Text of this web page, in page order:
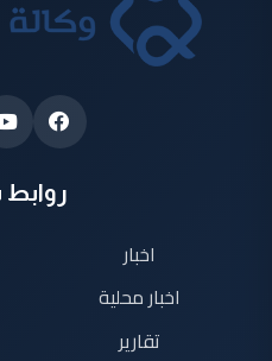
اخبار
اخبار محلية
تقارير